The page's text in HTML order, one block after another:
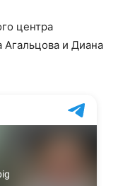
центра
Агальцова и Диана